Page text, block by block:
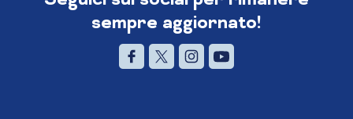
sempre aggiornato!